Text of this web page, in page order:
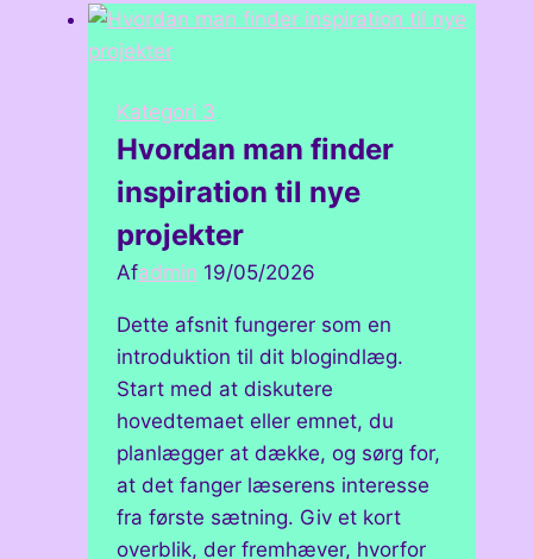
Kategori 3
Hvordan man finder
inspiration til nye
projekter
Afadmin 19/05/2026
Dette afsnit fungerer som en
introduktion til dit blogindlæg.
Start med at diskutere
hovedtemaet eller emnet, du
planlægger at dække, og sørg for,
at det fanger læserens interesse
fra første sætning. Giv et kort
overblik, der fremhæver, hvorfor